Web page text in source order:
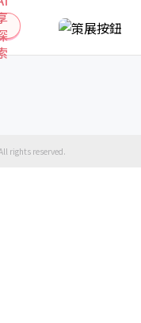
rights reserved.